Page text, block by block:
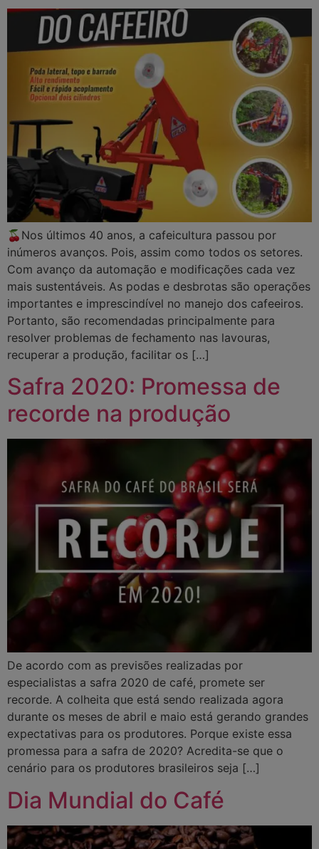
🍒Nos últimos 40 anos, a cafeicultura passou por
inúmeros avanços. Pois, assim como todos os setores.
Com avanço da automação e modificações cada vez
mais sustentáveis. As podas e desbrotas são operações
importantes e imprescindível no manejo dos cafeeiros.
Portanto, são recomendadas principalmente para
resolver problemas de fechamento nas lavouras,
recuperar a produção, facilitar os […]
Safra 2020: Promessa de
recorde na produção
De acordo com as previsões realizadas por
especialistas a safra 2020 de café, promete ser
recorde. A colheita que está sendo realizada agora
durante os meses de abril e maio está gerando grandes
expectativas para os produtores. Porque existe essa
promessa para a safra de 2020? Acredita-se que o
cenário para os produtores brasileiros seja […]
Dia Mundial do Café